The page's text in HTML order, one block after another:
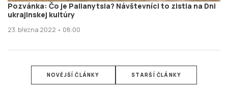
Pozvánka: Čo je Palianytsia? Návštevníci to zistia na Dni
ukrajinskej kultúry
23. března 2022 • 08:00
NOVĚJŠÍ ČLÁNKY STARŠÍ ČLÁNKY